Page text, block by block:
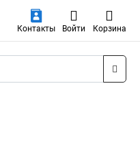
Контакты Войти Корзина